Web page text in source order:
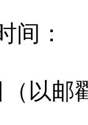
：
以邮